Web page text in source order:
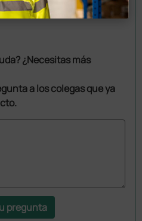
¿Necesitas más
a los colegas que ya
pregunta